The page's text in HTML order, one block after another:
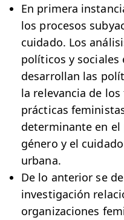
En primera
los procesos
cuidado. Los
políticos y sociales
desarrollan las
la relevancia de
prácticas
determinante en
género y el
urbana.
De lo anterior se
investigación
organizaciones